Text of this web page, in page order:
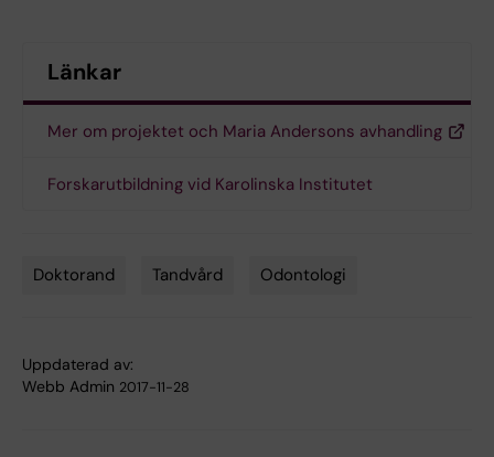
Länkar
Mer om projektet och Maria Andersons avhandling
Forskarutbildning vid Karolinska Institutet
Doktorand Tandvård Odontologi
Uppdaterad av:
Webb Admin 2017-11-28